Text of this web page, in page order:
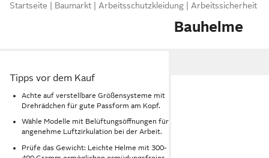
Startseite Baumarkt Arbeitsschutzkleidung Arbeitssicherheit
Bauhelme
Tipps vor dem Kauf
Achte auf verstellbare Größensysteme mit
Drehrädchen für gute Passform am Kopf.
Wähle Modelle mit Belüftungsöffnungen für
angenehme Luftzirkulation bei der Arbeit.
Prüfe das Gewicht: Leichte Helme mit 300-